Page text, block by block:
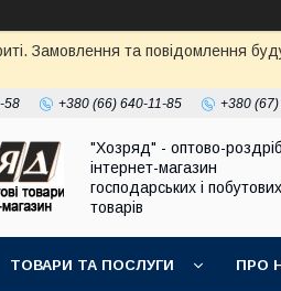
Замовлення та повідомлення
58 +380 (66) 640-11-85 +380
"Хозряд" - оптово-
інтернет-магазин
господарських і побутових
товарів
ТОВАРИ ТА ПОСЛУГИ ПРО